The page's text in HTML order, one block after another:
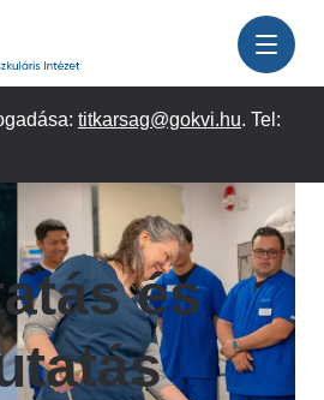
titkarsag@gokvi.hu. Tel:
és